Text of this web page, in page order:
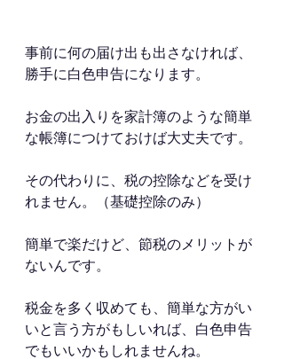
事前に何の届け出も出さなければ、
勝手に白色申告になります。
お金の出入りを家計簿のような簡単
な帳簿につけておけば大丈夫です。
その代わりに、税の控除などを受け
れません。（基礎控除のみ）
簡単で楽だけど、節税のメリットが
ないんです。
税金を多く収めても、簡単な方がい
いと言う方がもしいれば、白色申告
でもいいかもしれませんね。